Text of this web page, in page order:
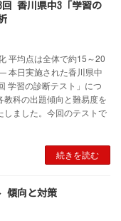
回 香川県中3「学習の
平均点は全体で約15～20
本日実施された香川県中
学習の診断テスト」につ
教科の出題傾向と難易度を
しました。今回のテストで
続きを読む
傾向と対策